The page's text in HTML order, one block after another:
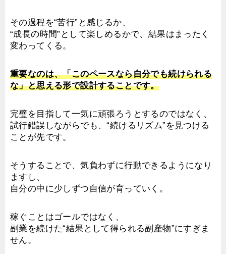
その過程を“苦行”と感じるか、
“成長の時間”として楽しめるかで、結果はまったく
変わってくる。
重要なのは、「このペースなら自分でも続けられる
な」と思える形で設計することです。
完璧を目指して一気に頑張ろうとするのではなく、
試行錯誤しながらでも、“続けるリズム”を見つける
ことが先です。
そうすることで、気負わずに行動できるようになり
ますし、
自分の中に少しずつ自信が育っていく。
稼ぐことはゴールではなく、
副業を続けた“結果として得られる副産物”にすぎま
せん。